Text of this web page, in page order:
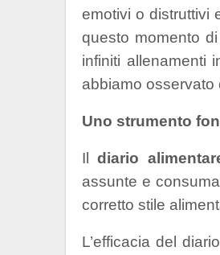
emotivi o distruttivi
questo momento
infiniti allenamenti
abbiamo osservato
Uno strumento
Ildiario
assunte e
corretto stile
L’efficacia del